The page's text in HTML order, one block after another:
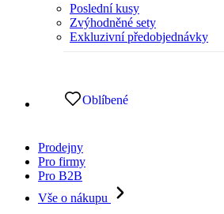
Poslední kusy
Zvýhodněné sety
Exkluzivní předobjednávky
Oblíbené
Prodejny
Pro firmy
Pro B2B
Vše o nákupu